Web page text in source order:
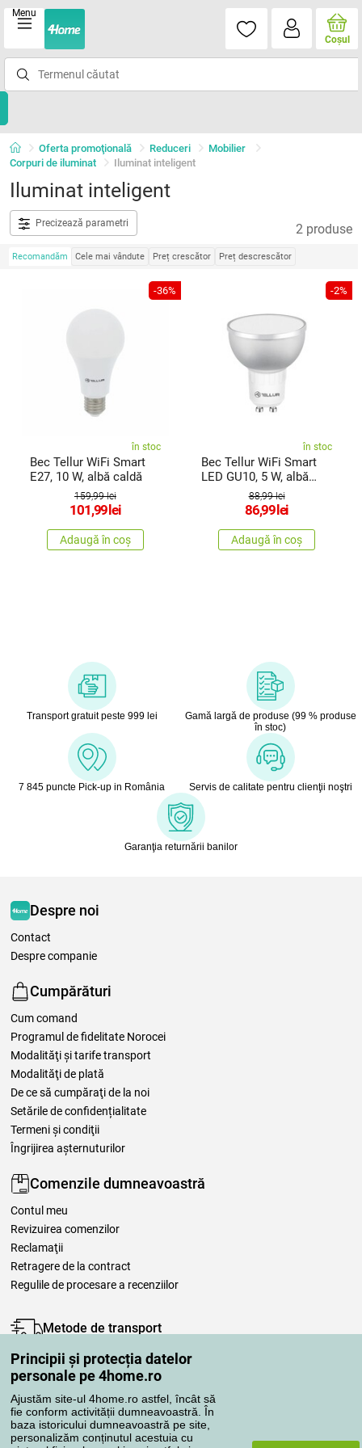
Principii și protecția datelor
personale pe 4home.ro
Ajustăm site-ul 4home.ro astfel, încât să
fie conform activității dumneavoastră. În
baza istoricului dumneavoastră pe site,
personalizăm conținutul acestuia cu
Menu
Coşul
Oferta promoţională Reduceri
Mobilier
Corpuri de iluminat
Iluminat inteligent
Iluminat inteligent
Precizează parametri 2 produse
Recomandăm Cele mai vândute Preț crescător Preț descrescător
-36%
în stoc
Bec Tellur WiFi Smart
E27, 10 W, albă caldă
159,99 lei
101,99 lei
Adaugă în coș
-2%
în stoc
Bec Tellur WiFi Smart
LED GU10, 5 W, albă
88,99 lei
86,99 lei
Adaugă în coș
Transport gratuit peste 999 lei
Gamă largă de produse (99 % produse
în stoc)
7 845 puncte Pick-up in România Servis de calitate pentru clienţii noştri
Garanţia returnării banilor
Despre noi
Contact
Despre companie
Cumpărături
Cum comand
Programul de fidelitate Norocei
Modalităţi şi tarife transport
Modalităţi de plată
De ce să cumpăraţi de la noi
Setările de confidențialitate
Termeni şi condiţii
Îngrijirea așternuturilor
Comenzile dumneavoastră
Contul meu
Revizuirea comenzilor
Reclamaţii
Retragere de la contract
Regulile de procesare a recenziilor
Metode de transport
Metode de plată
Magazin de încredere